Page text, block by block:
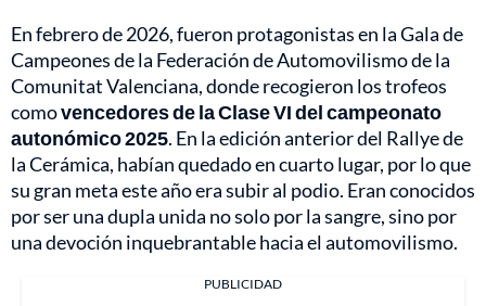
En febrero de 2026, fueron protagonistas en la Gala de
Campeones de la Federación de Automovilismo de la
Comunitat Valenciana, donde recogieron los trofeos
comovencedores de la Clase VI del campeonato
autonómico 2025. En la edición anterior del Rallye de
la Cerámica, habían quedado en cuarto lugar, por lo que
su gran meta este año era subir al podio. Eran conocidos
por ser una dupla unida no solo por la sangre, sino por
una devoción inquebrantable hacia el automovilismo.
PUBLICIDAD